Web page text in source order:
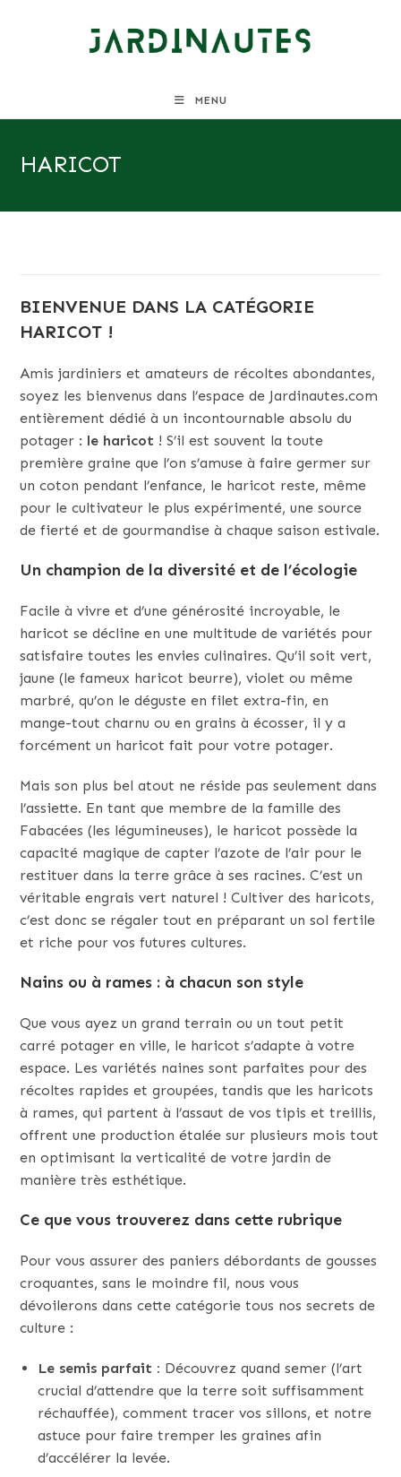
MENU
HARICOT
BIENVENUE DANS LA CATÉGORIE
HARICOT !
Amis jardiniers et amateurs de récoltes abondantes,
soyez les bienvenus dans l’espace de Jardinautes.com
entièrement dédié à un incontournable absolu du
potager : le haricot ! S’il est souvent la toute
première graine que l’on s’amuse à faire germer sur
un coton pendant l’enfance, le haricot reste, même
pour le cultivateur le plus expérimenté, une source
de fierté et de gourmandise à chaque saison estivale.
Un champion de la diversité et de l’écologie
Facile à vivre et d’une générosité incroyable, le
haricot se décline en une multitude de variétés pour
satisfaire toutes les envies culinaires. Qu’il soit vert,
jaune (le fameux haricot beurre), violet ou même
marbré, qu’on le déguste en filet extra-fin, en
mange-tout charnu ou en grains à écosser, il y a
forcément un haricot fait pour votre potager.
Mais son plus bel atout ne réside pas seulement dans
l’assiette. En tant que membre de la famille des
Fabacées (les légumineuses), le haricot possède la
capacité magique de capter l’azote de l’air pour le
restituer dans la terre grâce à ses racines. C’est un
véritable engrais vert naturel ! Cultiver des haricots,
c’est donc se régaler tout en préparant un sol fertile
et riche pour vos futures cultures.
Nains ou à rames : à chacun son style
Que vous ayez un grand terrain ou un tout petit
carré potager en ville, le haricot s’adapte à votre
espace. Les variétés naines sont parfaites pour des
récoltes rapides et groupées, tandis que les haricots
à rames, qui partent à l’assaut de vos tipis et treillis,
offrent une production étalée sur plusieurs mois tout
en optimisant la verticalité de votre jardin de
manière très esthétique.
Ce que vous trouverez dans cette rubrique
Pour vous assurer des paniers débordants de gousses
croquantes, sans le moindre fil, nous vous
dévoilerons dans cette catégorie tous nos secrets de
culture :
Le semis parfait : Découvrez quand semer (l’art
crucial d’attendre que la terre soit suffisamment
réchauffée), comment tracer vos sillons, et notre
astuce pour faire tremper les graines afin
d’accélérer la levée.